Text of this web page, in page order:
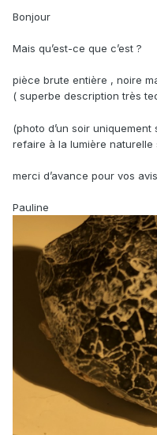
Bonjour
Mais qu’est-ce que c’est ?
pièce brute entière , noire
( superbe description très
(photo d’un soir
refaire à la lumière naturelle
merci d’avance pour vos avis
Pauline